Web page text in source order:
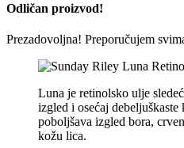
Odličan proizvod!
Prezadovoljna! Preporučujem
Luna je retinolsko ulje
izgled i osećaj
poboljšava izgled bora,
kožu lica.